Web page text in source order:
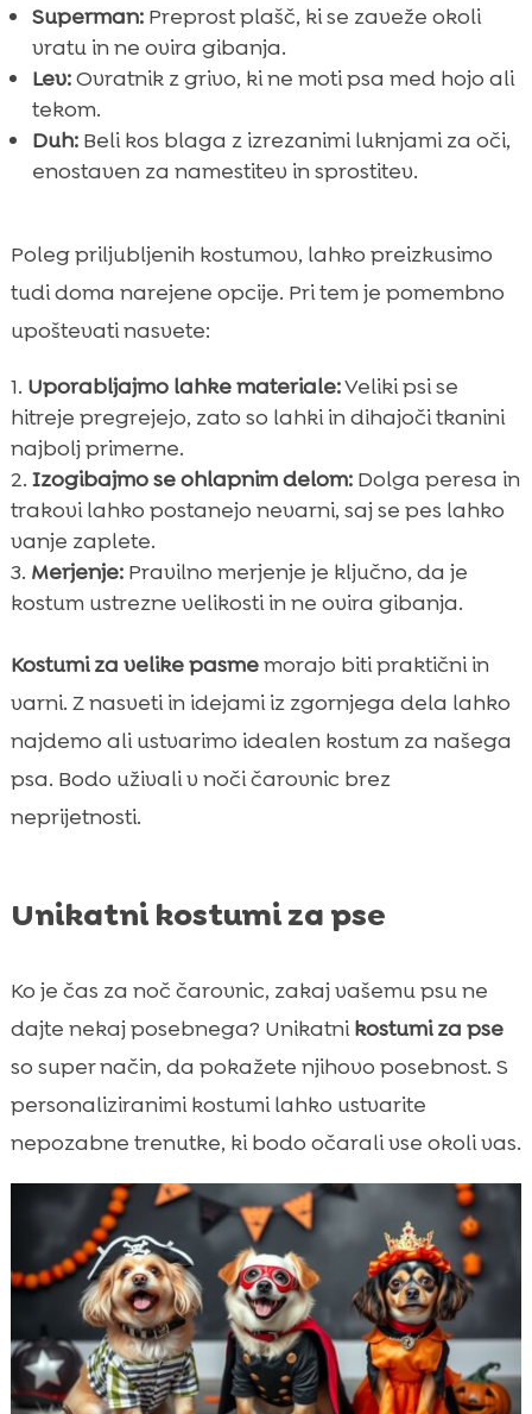
Superman:Preprost plašč, ki se zaveže okoli
vratu in ne ovira gibanja.
Lev:Ovratnik z grivo, ki ne moti psa med hojo ali
tekom.
Duh:Beli kos blaga z izrezanimi luknjami za oči,
enostaven za namestitev in sprostitev.
Poleg priljubljenih kostumov, lahko preizkusimo
tudi doma narejene opcije. Pri tem je pomembno
upoštevati nasvete:
Uporabljajmo lahke materiale:Veliki psi se
hitreje pregrejejo, zato so lahki in dihajoči tkanini
najbolj primerne.
Izogibajmo se ohlapnim delom:Dolga peresa in
trakovi lahko postanejo nevarni, saj se pes lahko
vanje zaplete.
Merjenje:Pravilno merjenje je ključno, da je
kostum ustrezne velikosti in ne ovira gibanja.
Kostumi za velike pasmemorajo biti praktični in
varni. Z nasveti in idejami iz zgornjega dela lahko
najdemo ali ustvarimo idealen kostum za našega
psa. Bodo uživali v noči čarovnic brez
neprijetnosti.
Unikatni kostumi za pse
Ko je čas za noč čarovnic, zakaj vašemu psu ne
dajte nekaj posebnega? Unikatnikostumi za pse
so super način, da pokažete njihovo posebnost. S
personaliziranimi kostumi lahko ustvarite
nepozabne trenutke, ki bodo očarali vse okoli vas.